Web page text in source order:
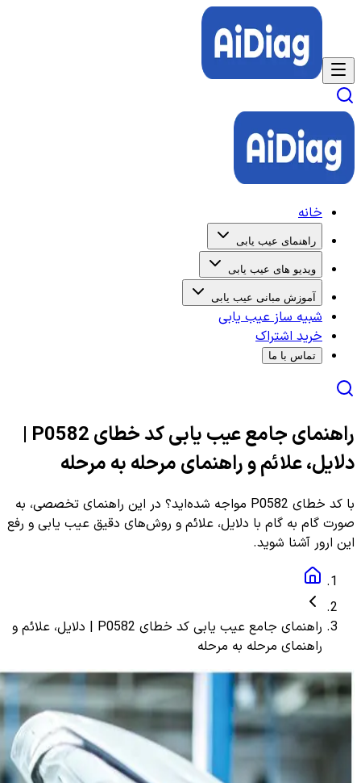
خانه
راهنمای عیب یابی
ویدیو های عیب یابی
آموزش مبانی عیب یابی
شبیه ساز عیب یابی
خرید اشتراک
تماس با ما
راهنمای جامع عیب یابی کد خطای P0582 |
دلایل، علائم و راهنمای مرحله به مرحله
با کد خطای P0582 مواجه شده‌اید؟ در این راهنمای تخصصی، به
صورت گام به گام با دلایل، علائم و روش‌های دقیق عیب یابی و رفع
این ارور آشنا شوید.
راهنمای جامع عیب یابی کد خطای P0582 | دلایل، علائم و
راهنمای مرحله به مرحله